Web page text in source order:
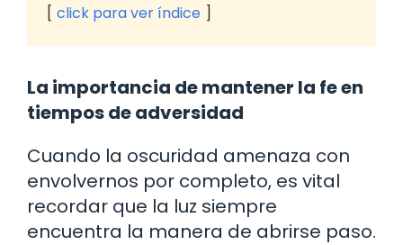
click para ver índice
La importancia de mantener la fe en
tiempos de adversidad
Cuando la oscuridad amenaza con
envolvernos por completo, es vital
recordar que la luz siempre
encuentra la manera de abrirse paso.